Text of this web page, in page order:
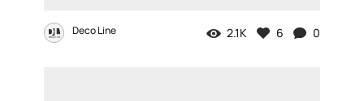
Deco Line 2.1K 6 0